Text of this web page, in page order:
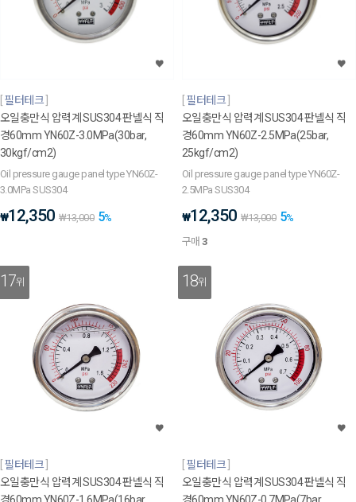
필터테크
오일충만식 압력계 SUS304 판넬식 직
경60mm YN60Z-3.0MPa(30bar,
30kgf/cm2)
Oil pressure gauge panel type YN60Z-
3.0MPa SUS304
₩12,350 ₩13,000 5%
필터테크
오일충만식 압력계 SUS304 판넬식 직
경60mm YN60Z-2.5MPa(25bar,
25kgf/cm2)
Oil pressure gauge panel type YN60Z-
2.5MPa SUS304
₩12,350 ₩13,000 5%
구매3
17위
필터테크
오일충만식 압력계 SUS304 판넬식 직
경60mm YN60Z-1.6MPa(16bar,
18위
필터테크
오일충만식 압력계 SUS304 판넬식 직
경60mm YN60Z-0.7MPa(7bar,